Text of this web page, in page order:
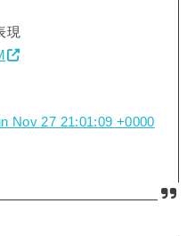
現
Nov 27 21:01:09 +0000